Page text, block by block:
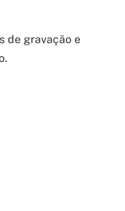
de gravação e